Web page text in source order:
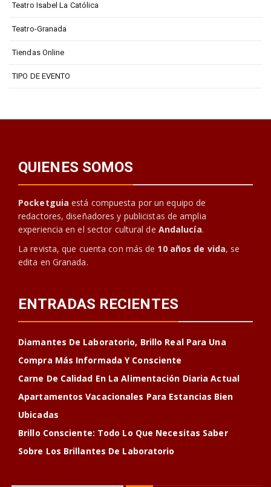
Teatro Isabel La Católica
Teatro-Granada
Tiendas Online
TIPO DE EVENTO
QUIENES SOMOS
Pocketguia está compuesta por un equipo de
redactores, diseñadores y publicistas de amplia
experiencia en el sector cultural de Andalucía.
La revista, que cuenta con más de 10 años de vida, se
edita en Granada.
ENTRADAS RECIENTES
Diamantes De Laboratorio, Brillo Real Para Una
Compra Más Informada Y Consciente
Carne De Calidad En La Alimentación Diaria Actual
Apartamentos Vacacionales Para Estancias Bien
Ubicadas
Brillo Consciente: Todo Lo Que Necesitas Saber
Sobre Los Brillantes De Laboratorio